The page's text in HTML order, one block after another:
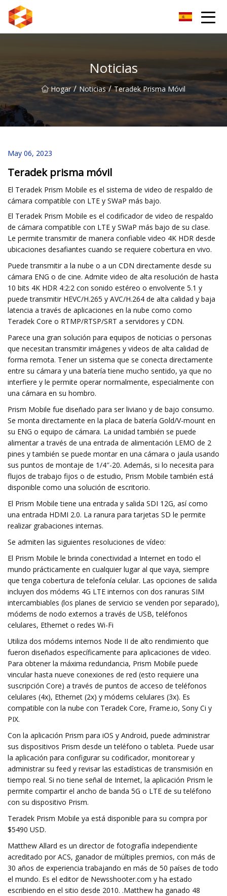
Noticias
Hogar / Noticias / Teradek Prisma Móvil
May 06, 2023
Teradek prisma móvil
El Teradek Prism Mobile es el sistema de video de respaldo de
cámara compatible con LTE y SWaP más bajo.
El Teradek Prism Mobile es el codificador de video de respaldo
de cámara compatible con LTE y SWaP más bajo de su clase.
Le permite transmitir de manera confiable video 4K HDR desde
ubicaciones desafiantes cuando se requiere cobertura en vivo.
Puede transmitir a la nube o a un CDN directamente desde su
cámara ENG o de cine. Admite video de alta resolución de hasta
10 bits 4K HDR 4:2:2 con sonido estéreo o envolvente 5.1 y
puede transmitir HEVC/H.265 y AVC/H.264 de alta calidad y baja
latencia a través de aplicaciones en la nube como como
Teradek Core o RTMP/RTSP/SRT a servidores y CDN.
Parece una gran solución para equipos de noticias o personas
que necesitan transmitir imágenes y videos de alta calidad de
forma remota. Tener un sistema que se conecta directamente
entre su cámara y una batería tiene mucho sentido, ya que no
interfiere y le permite operar normalmente, especialmente con
una cámara en su hombro.
Prism Mobile fue diseñado para ser liviano y de bajo consumo.
Se monta directamente en la placa de batería Gold/V-mount en
su ENG o equipo de cámara. La unidad también se puede
alimentar a través de una entrada de alimentación LEMO de 2
pines y también se puede montar en una cámara o jaula usando
sus puntos de montaje de 1/4″-20. Además, si lo necesita para
flujos de trabajo fijos o de estudio, Prism Mobile también está
disponible como una solución de escritorio.
El Prism Mobile tiene una entrada y salida SDI 12G, así como
una entrada HDMI 2.0. La ranura para tarjetas SD le permite
realizar grabaciones internas.
Se admiten las siguientes resoluciones de vídeo:
El Prism Mobile le brinda conectividad a Internet en todo el
mundo prácticamente en cualquier lugar al que vaya, siempre
que tenga cobertura de telefonía celular. Las opciones de salida
incluyen dos módems 4G LTE internos con dos ranuras SIM
intercambiables (los planes de servicio se venden por separado),
módems de nodo externos a través de USB, teléfonos
celulares, Ethernet o redes Wi-Fi
Utiliza dos módems internos Node II de alto rendimiento que
fueron diseñados específicamente para aplicaciones de video.
Para obtener la máxima redundancia, Prism Mobile puede
vincular hasta nueve conexiones de red (esto requiere una
suscripción Core) a través de puntos de acceso de teléfonos
celulares (4x), Ethernet (2x) y módems celulares (3x). Es
compatible con la nube con Teradek Core, Frame.io, Sony Ci y
PIX.
Con la aplicación Prism para iOS y Android, puede administrar
sus dispositivos Prism desde un teléfono o tableta. Puede usar
la aplicación para configurar su codificador, monitorear y
administrar su feed y revisar las estadísticas de transmisión en
tiempo real. Si no tiene señal de Internet, la aplicación Prism le
permite compartir el ancho de banda 5G o LTE de su teléfono
con su dispositivo Prism.
Teradek Prism Mobile ya está disponible para su compra por
$5490 USD.
Matthew Allard es un director de fotografía independiente
acreditado por ACS, ganador de múltiples premios, con más de
30 años de experiencia trabajando en más de 50 países de todo
el mundo. Es el editor de Newsshooter.com y ha estado
escribiendo en el sitio desde 2010. .Matthew ha ganado 48